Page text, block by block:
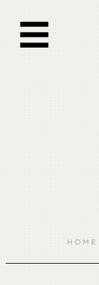
☰
HOME